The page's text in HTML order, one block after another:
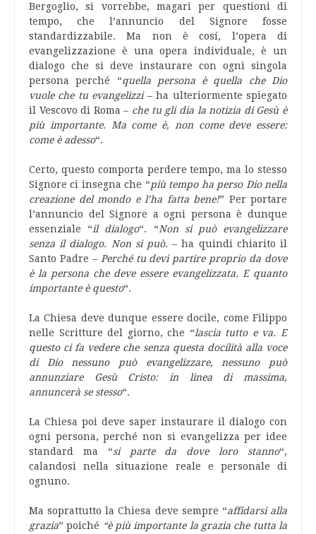
Bergoglio, si vorrebbe, magari per questioni di
tempo, che l’annuncio del Signore fosse
standardizzabile. Ma non è cosí, l’opera di
evangelizzazione è una opera individuale, è un
dialogo che si deve instaurare con ogni singola
persona perché “quella persona è quella che Dio
vuole che tu evangelizzi– ha ulteriormente spiegato
il Vescovo di Roma – che tu gli dia la notizia di Gesù è
più importante. Ma come è, non come deve essere:
come è adesso“.
Certo, questo comporta perdere tempo, ma lo stesso
Signore ci insegna che “più tempo ha perso Dio nella
creazione del mondo e l’ha fatta bene!” Per portare
l’annuncio del Signore a ogni persona è dunque
essenziale “il dialogo“. “Non si può evangelizzare
senza il dialogo. Non si può. – ha quindi chiarito il
Santo Padre – Perché tu devi partire proprio da dove
è la persona che deve essere evangelizzata. E quanto
importante è questo“.
La Chiesa deve dunque essere docile, come Filippo
nelle Scritture del giorno, che “lascia tutto e va. E
questo ci fa vedere che senza questa docilità alla voce
di Dio nessuno può evangelizzare, nessuno può
annunziare Gesù Cristo: in linea di massima,
annuncerà se stesso“.
La Chiesa poi deve saper instaurare il dialogo con
ogni persona, perché non si evangelizza per idee
standard ma “si parte da dove loro stanno“,
calandosi nella situazione reale e personale di
ognuno.
Ma soprattutto la Chiesa deve sempre “affidarsi alla
grazia” poiché “è più importante la grazia che tutta la